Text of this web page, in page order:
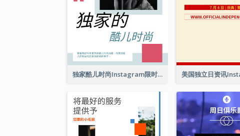
独家酷儿时尚Instagram限时动态